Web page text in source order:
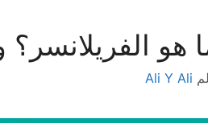
هو
Ali Y Ali